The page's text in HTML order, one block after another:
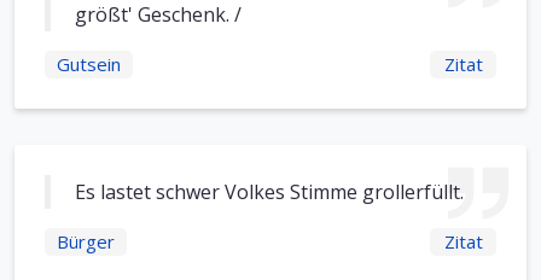
größt' Geschenk. /
Gutsein Zitat
Es lastet schwer Volkes Stimme grollerfüllt.
Bürger Zitat